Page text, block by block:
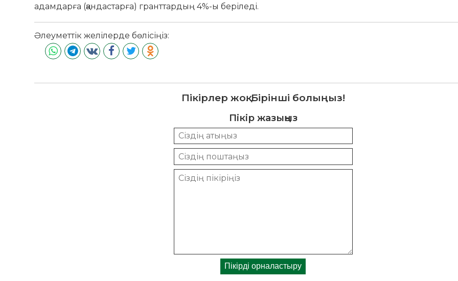
адамдарға (қандастарға) гранттардың 4%-ы беріледі.
Әлеуметтік желілерде бөлісіңіз:
Пікірлер жоқ. Бірінші болыңыз!
Пікір жазыңыз